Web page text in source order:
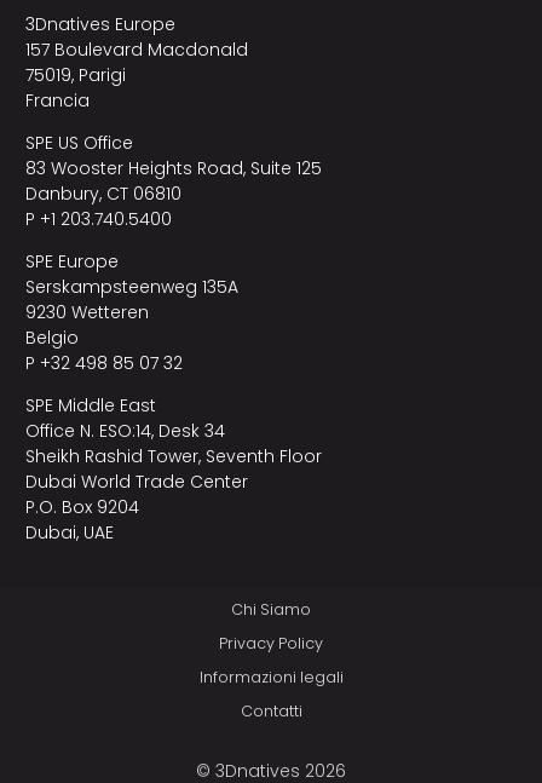
3Dnatives Europe
157 Boulevard Macdonald
75019, Parigi
Francia
SPE US Office
83 Wooster Heights Road, Suite 125
Danbury, CT 06810
P +1 203.740.5400
SPE Europe
Serskampsteenweg 135A
9230 Wetteren
Belgio
P +32 498 85 07 32
SPE Middle East
Office N. ESO:14, Desk 34
Sheikh Rashid Tower, Seventh Floor
Dubai World Trade Center
P.O. Box 9204
Dubai, UAE
Chi Siamo
Privacy Policy
Informazioni legali
Contatti
© 3Dnatives 2026